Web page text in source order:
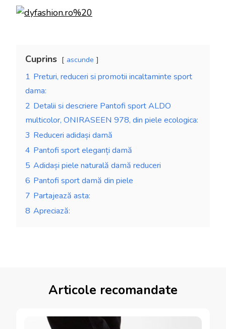
Cuprins ascunde
1 Preturi, reduceri si promotii incaltaminte sport
dama:
2 Detalii si descriere Pantofi sport ALDO
multicolor, ONIRASEEN 978, din piele ecologica:
3 Reduceri adidași damă
4 Pantofi sport eleganți damă
5 Adidași piele naturală damă reduceri
6 Pantofi sport damă din piele
7 Partajează asta:
8 Apreciază:
Articole recomandate